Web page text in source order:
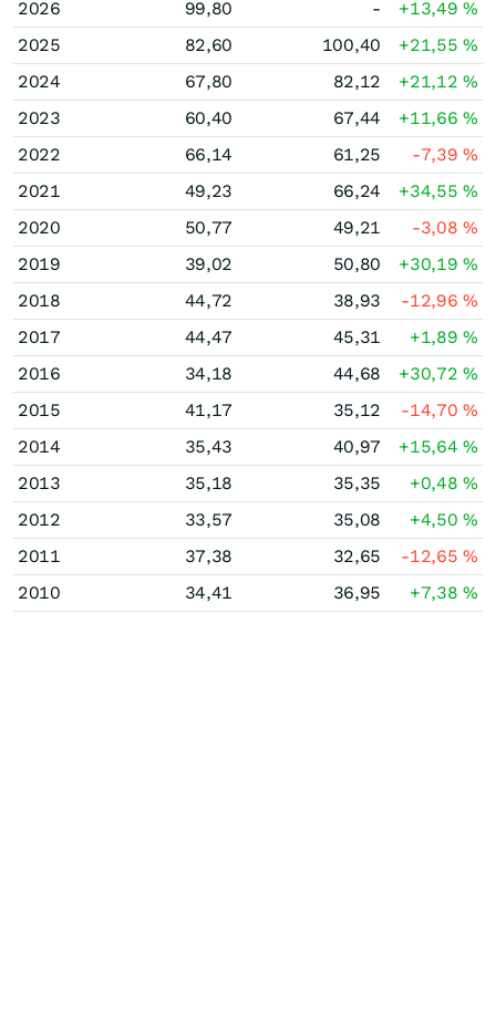
2026
99,80 - +13,49%
2025
82,60 100,40 +21,55%
2024
67,80 82,12 +21,12%
2023
60,40 67,44 +11,66%
2022
66,14 61,25 -7,39%
2021
49,23 66,24 +34,55%
2020
50,77 49,21 -3,08%
2019
39,02 50,80 +30,19%
2018
44,72 38,93 -12,96%
2017
44,47 45,31 +1,89%
2016
34,18 44,68 +30,72%
2015
41,17 35,12 -14,70%
2014
35,43 40,97 +15,64%
2013
35,18 35,35 +0,48%
2012
33,57 35,08 +4,50%
2011
37,38 32,65 -12,65%
2010
34,41 36,95 +7,38%